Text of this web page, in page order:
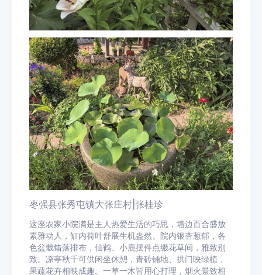
枣强县张秀屯镇大张庄村 |张桂珍
这座农家小院满是主人热爱生活的巧思，墙边百合盛放
素雅动人，缸内荷叶舒展生机盎然。院内银杏葱郁，各
色盆栽错落排布，仙鹤、小鹿摆件点缀花草间，雅致别
致。凉亭秋千可供闲坐休憩，青砖铺地、拱门映绿植，
果蔬花卉相映成趣。一草一木皆用心打理，烟火景致相